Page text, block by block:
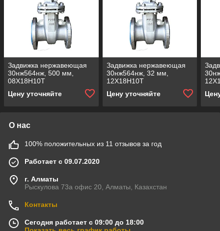
Задвижка нержавеющая
30нж564нж, 500 мм,
08Х18Н10Т
Цену уточняйте
Задвижка нержавеющая
30нж564нж, 32 мм,
12Х18Н10Т
Цену уточняйте
О нас
100% положительных из 11 отзывов за год
Работает с 09.07.2020
г. Алматы
Рыскулова 73а офис 20, Алматы, Казахстан
Контакты
Сегодня работает с 09:00 до 18:00